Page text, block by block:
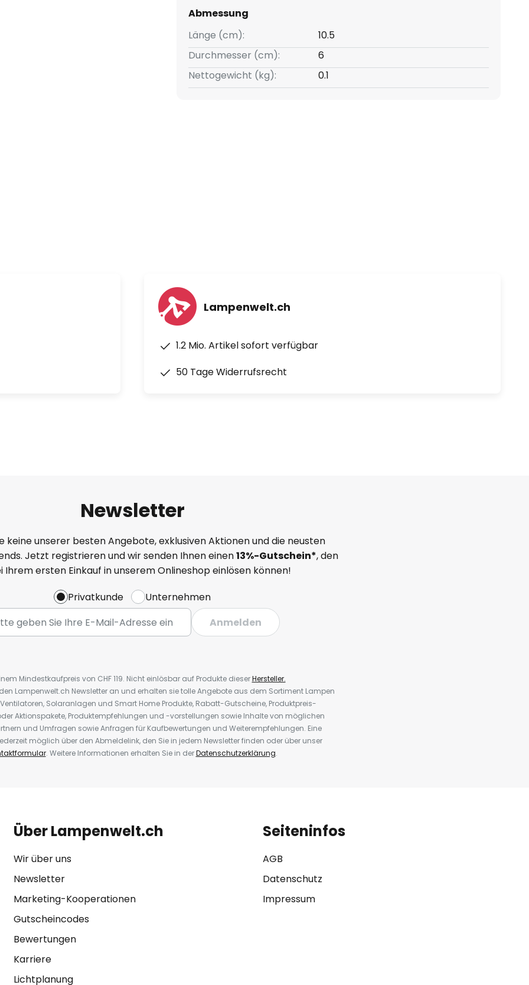
Abmessung
Länge (cm):
10.5
Durchmesser (cm):
6
Nettogewicht (kg):
0.1
Lampenwelt.ch
1.2 Mio. Artikel sofort verfügbar
50 Tage Widerrufsrecht
Newsletter
keine unserer besten Angebote, exklusiven Aktionen und die neusten
Jetzt registrieren und wir senden Ihnen einen13%-Gutschein*, den
Ihrem ersten Einkauf in unserem Onlineshop einlösen können!
Privatkunde
Unternehmen
Anmelden
Mindestkaufpreis von CHF 119. Nicht einlösbar auf Produkte dieserHersteller.
Lampenwelt.ch Newsletter an und erhalten sie tolle Angebote aus dem Sortiment Lampen
Solaranlagen und Smart Home Produkte, Rabatt-Gutscheine, Produktpreis-
Aktionspakete, Produktempfehlungen und -vorstellungen sowie Inhalte von möglichen
und Umfragen sowie Anfragen für Kaufbewertungen und Weiterempfehlungen. Eine
möglich über den Abmeldelink, den Sie in jedem Newsletter finden oder über unser
. Weitere Informationen erhalten Sie in derDatenschutzerklärung.
Über Lampenwelt.ch
Wir über uns
Newsletter
Marketing-Kooperationen
Gutscheincodes
Bewertungen
Karriere
Lichtplanung
Seiteninfos
AGB
Datenschutz
Impressum